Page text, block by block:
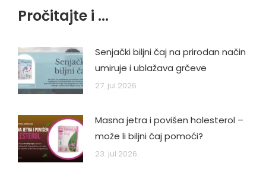
Pročitajte i ...
Senjački biljni čaj na prirodan način
umiruje i ublažava grčeve
27. jul 2026.
Masna jetra i povišen holesterol –
može li biljni čaj pomoći?
23. jul 2026.